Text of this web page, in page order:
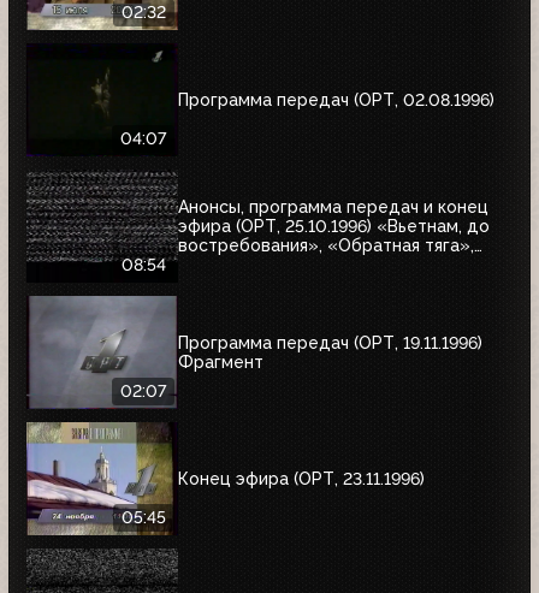
02:32
04:07
Программа передач (ОРТ, 02.08.1996)
08:54
Анонсы, программа передач и конец
эфира (ОРТ, 25.10.1996) «Вьетнам, до
востребования», «Обратная тяга»,
02:07
Программа передач (ОРТ, 19.11.1996)
Фрагмент
05:45
Конец эфира (ОРТ, 23.11.1996)